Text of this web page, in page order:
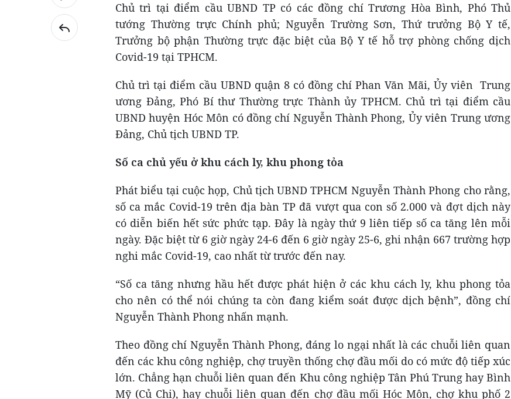
Chủ trì tại điểm cầu UBND TP có các đồng chí Trương Hòa Bình, Phó Thủ
tướng Thường trực Chính phủ; Nguyễn Trường Sơn, Thứ trưởng Bộ Y tế,
Trưởng bộ phận Thường trực đặc biệt của Bộ Y tế hỗ trợ phòng chống dịch
Covid-19 tại TPHCM.
Chủ trì tại điểm cầu UBND quận 8 có đồng chí Phan Văn Mãi, Ủy viên Trung
ương Đảng, Phó Bí thư Thường trực Thành ủy TPHCM. Chủ trì tại điểm cầu
UBND huyện Hóc Môn có đồng chí Nguyễn Thành Phong, Ủy viên Trung ương
Đảng, Chủ tịch UBND TP.
Số ca chủ yếu ở khu cách ly, khu phong tỏa
Phát biểu tại cuộc họp, Chủ tịch UBND TPHCM Nguyễn Thành Phong cho rằng,
số ca mắc Covid-19 trên địa bàn TP đã vượt qua con số 2.000 và đợt dịch này
có diễn biến hết sức phức tạp. Đây là ngày thứ 9 liên tiếp số ca tăng lên mỗi
ngày. Đặc biệt từ 6 giờ ngày 24-6 đến 6 giờ ngày 25-6, ghi nhận 667 trường hợp
nghi mắc Covid-19, cao nhất từ trước đến nay.
“Số ca tăng nhưng hầu hết được phát hiện ở các khu cách ly, khu phong tỏa
cho nên có thể nói chúng ta còn đang kiểm soát được dịch bệnh”, đồng chí
Nguyễn Thành Phong nhấn mạnh.
Theo đồng chí Nguyễn Thành Phong, đáng lo ngại nhất là các chuỗi liên quan
đến các khu công nghiệp, chợ truyền thống chợ đầu mối do có mức độ tiếp xúc
lớn. Chẳng hạn chuỗi liên quan đến Khu công nghiệp Tân Phú Trung hay Bình
Mỹ (Củ Chi), hay chuỗi liên quan đến chợ đầu mối Hóc Môn, chợ khu phố 2